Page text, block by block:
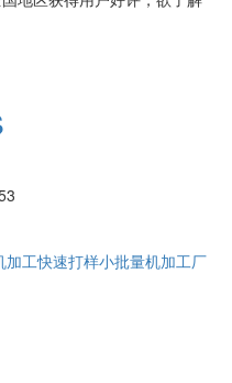
加工快速打样小批量机加工厂